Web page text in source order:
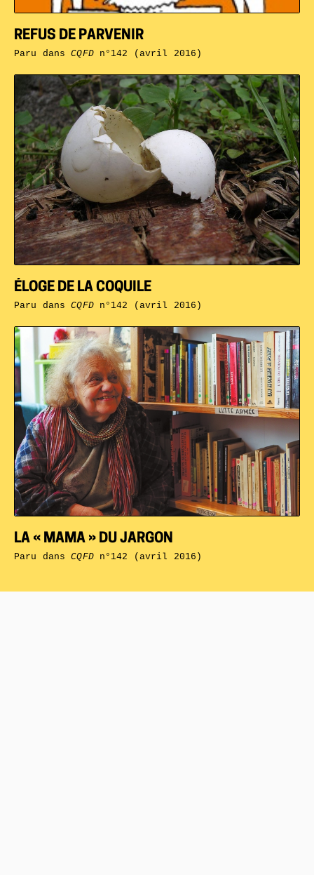
LA « MAMA » DU JARGON
Paru dansCQFDn°142 (avril 2016)
ÉLOGE DE LA COQUILE
Paru dansCQFDn°142 (avril 2016)
REFUS DE PARVENIR
Paru dansCQFDn°142 (avril 2016)